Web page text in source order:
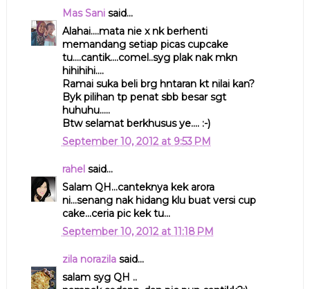
Mas Sanisaid...
Alahai....mata nie x nk berhenti
memandang setiap picas cupcake
tu....cantik....comel..syg plak nak mkn
hihihihi....
Ramai suka beli brg hntaran kt nilai kan?
Byk pilihan tp penat sbb besar sgt
huhuhu.....
Btw selamat berkhusus ye.... :-)
September 10, 2012 at 9:53 PM
rahelsaid...
Salam QH...canteknya kek arora
ni...senang nak hidang klu buat versi cup
cake...ceria pic kek tu...
September 10, 2012 at 11:18 PM
zila norazilasaid...
salam syg QH ..